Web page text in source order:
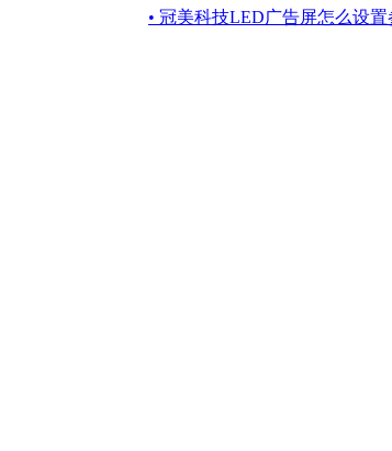
• 冠美科技LED广告屏怎么设置